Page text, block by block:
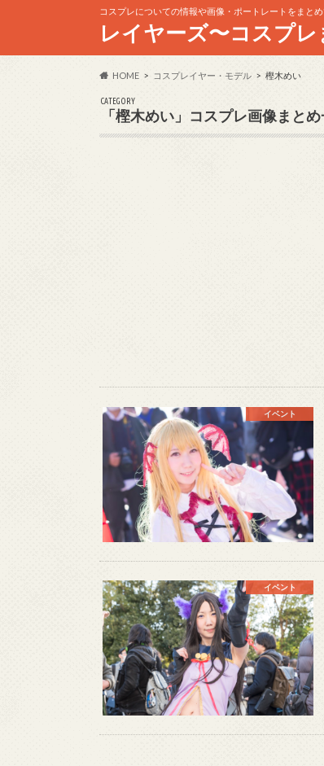
コスプレについての情報や画像・ポートレートをまとめ
レイヤーズ〜コスプ
HOME コスプレイヤー・モデル 樫木めい
CATEGORY
「樫木めい」コスプレ画像まと
イベント
イベント